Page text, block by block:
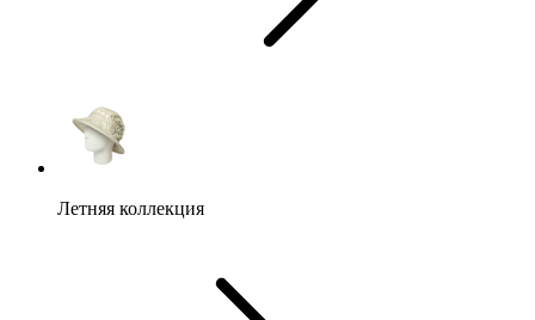
Летняя коллекция